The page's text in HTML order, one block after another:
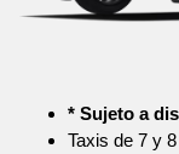
* Sujeto a
Taxis de 7 y